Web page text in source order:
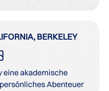
BERKELEY
eine akademische
Abenteuer